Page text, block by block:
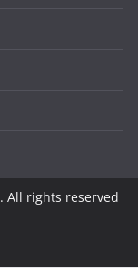
. All rights reserved